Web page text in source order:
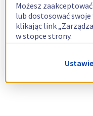
Możesz
lub dostosować
klikając link
w stopce strony.
Więcej informacji
dotyczącej